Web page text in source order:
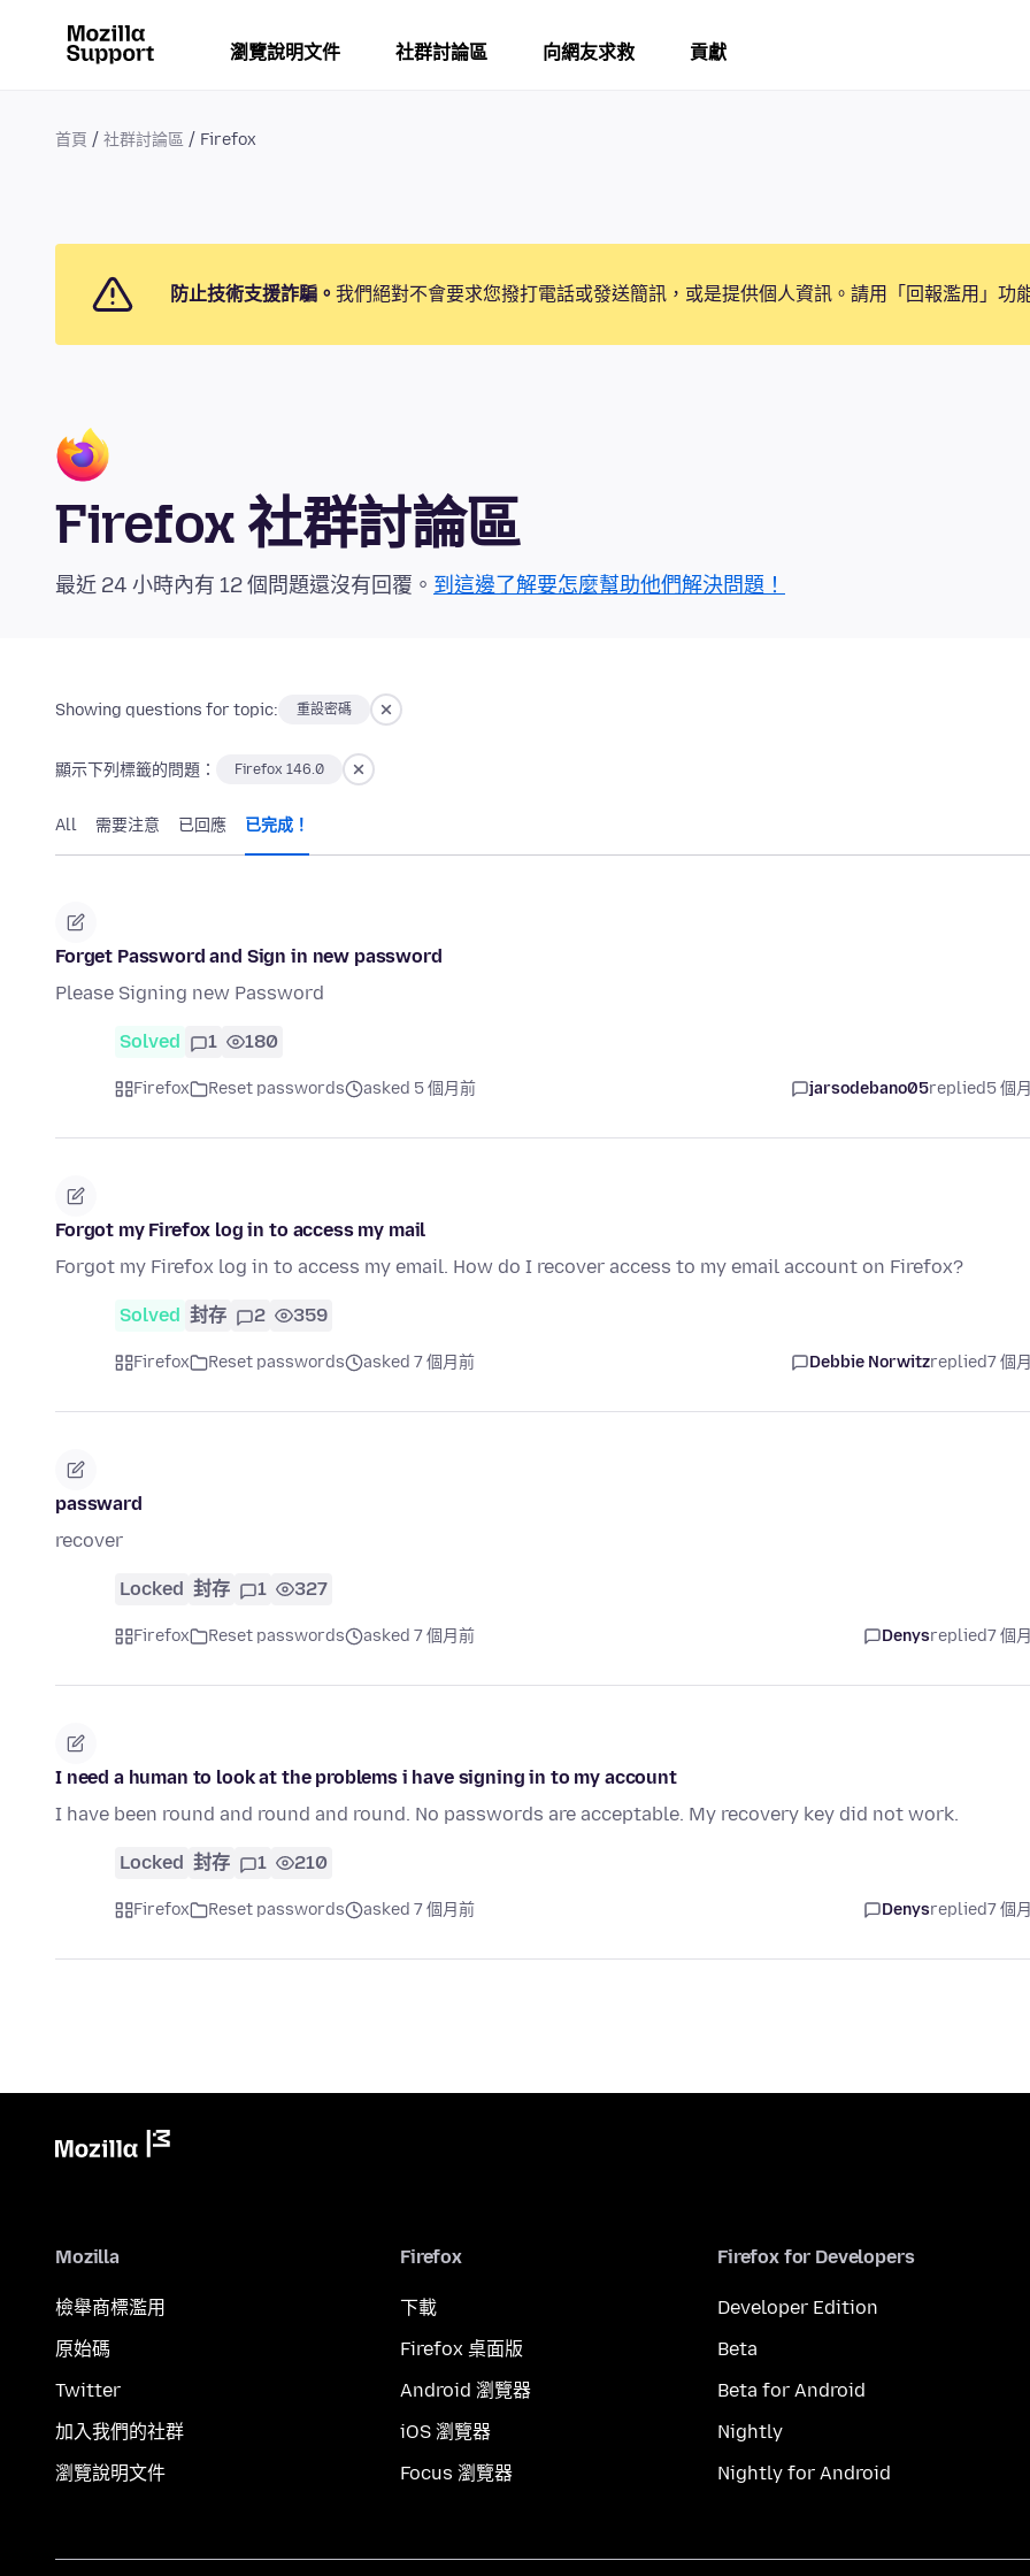
瀏覽說明文件 社群討論區 向網友求救 貢獻
首頁 社群討論區 Firefox
防止技術支援詐騙。 我們絕對不會要求您撥打電話或發送簡訊，或是提供個人資訊。請用「回報濫用」功
Firefox 社群討論區
最近 24 小時內有 12 個問題還沒有回覆。 到這邊了解要怎麼幫助他們解決問題！
Showing questions for topic: 重設密碼
顯示下列標籤的問題： Firefox 146.0
All 需要注意 已回應 已完成！
Forget Password and Sign in new password
Please Signing new Password
Solved 1 180
Firefox Reset passwords asked 5 個月前 jarsodebano05replied5 個
Forgot my Firefox log in to access my mail
Forgot my Firefox log in to access my email. How do I recover access to my email account on Firefox?
Solved 封存 2 359
Firefox Reset passwords asked 7 個月前 Debbie Norwitzreplied7 個
passward
recover
Locked 封存 1 327
Firefox Reset passwords asked 7 個月前 Denysreplied7 個
I need a human to look at the problems i have signing in to my account
I have been round and round and round. No passwords are acceptable. My recovery key did not work.
Locked 封存 1 210
Firefox Reset passwords asked 7 個月前 Denysreplied7 個
Mozilla
檢舉商標濫用
原始碼
Twitter
加入我們的社群
瀏覽說明文件
Firefox
下載
Firefox 桌面版
Android 瀏覽器
iOS 瀏覽器
Focus 瀏覽器
Firefox for Developers
Developer Edition
Beta
Beta for Android
Nightly
Nightly for Android